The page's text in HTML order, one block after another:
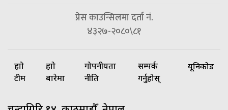
प्रेस काउन्सिलमा दर्ता नं.
४३२७-२०८०\८१
हाम्रो
टीम
हाम्रो
बारेमा
गोपनीयता
नीति
सम्पर्क
गर्नुहोस्
यूनिकोड